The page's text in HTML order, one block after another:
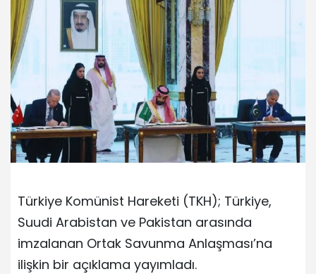
Türkiye Komünist Hareketi (TKH); Türkiye,
Suudi Arabistan ve Pakistan arasında
imzalanan Ortak Savunma Anlaşması’na
ilişkin bir açıklama yayımladı.